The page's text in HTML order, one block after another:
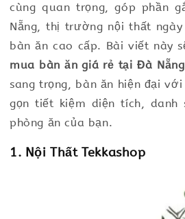
cùng quan trọng, góp phần
Nẵng, thị trường nội thất
bàn ăn cao cấp. Bài viết này
mua bàn ăn giá rẻ tại Đà
sang trọng, bàn ăn hiện đại
gọn tiết kiệm diện tích, danh
phòng ăn của bạn.
1. Nội Thất Tekkashop